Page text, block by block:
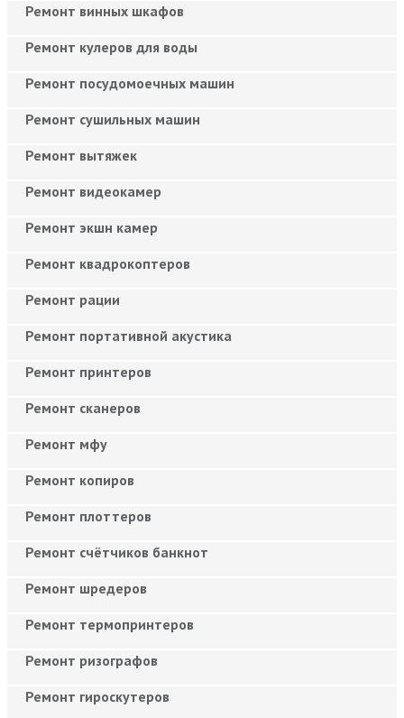
Ремонт винных шкафов
Ремонт кулеров для воды
Ремонт посудомоечных машин
Ремонт сушильных машин
Ремонт вытяжек
Ремонт видеокамер
Ремонт экшн камер
Ремонт квадрокоптеров
Ремонт рации
Ремонт портативной акустика
Ремонт принтеров
Ремонт сканеров
Ремонт мфу
Ремонт копиров
Ремонт плоттеров
Ремонт счётчиков банкнот
Ремонт шредеров
Ремонт термопринтеров
Ремонт ризографов
Ремонт гироскутеров